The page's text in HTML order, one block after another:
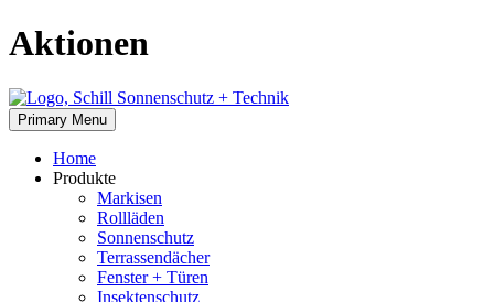
Skip
to
Aktionen
Primary Menu
Home
Produkte
Markisen
Rollläden
Sonnenschutz
Terrassendächer
Fenster + Türen
Insektenschutz